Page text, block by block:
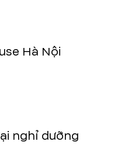
Hà Nội
nghỉ dưỡng